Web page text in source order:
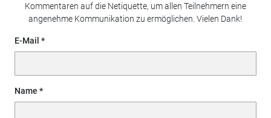
Kommentaren auf die Netiquette, um allen Teilnehmern eine
angenehme Kommunikation zu ermöglichen. Vielen Dank!
E-Mail
Name